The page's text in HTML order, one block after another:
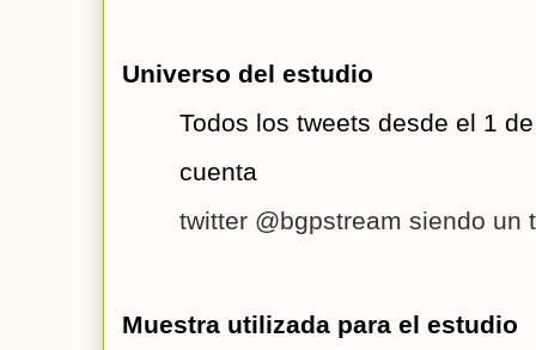
Universo del estudio
Todos los tweets desde el 1
cuenta
twitter @bgpstream siendo un
Muestra utilizada para el estudio